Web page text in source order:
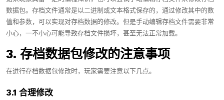
数据包。存档文件通常是以二进制或文本格式保存的，通过修改其中的数
值和参数，可以实现对存档数据的修改。但是手动编辑存档文件需要非常
小心，一不小心可能导致存档文件损坏，甚至无法正常加载。
3. 存档数据包修改的注意事项
在进行存档数据包修改时，玩家需要注意以下几点。
3.1 合理修改